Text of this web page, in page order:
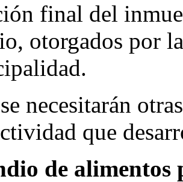
final del
otorgados por
necesitarán
que
de alimentos